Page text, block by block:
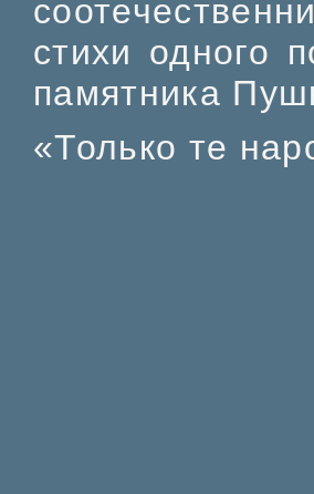
стихи одного
памятника
«Только те